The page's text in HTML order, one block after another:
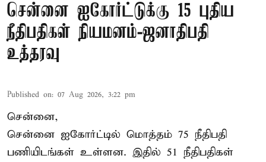
சென்னை ஐகோர்ட்டுக்கு 15 புதிய
நீதிபதிகள் நியமனம்-ஜனாதிபதி
உத்தரவு
Published on: 07 Aug 2026, 3:22 pm
சென்னை,
சென்னை ஐகோர்ட்டில் மொத்தம் 75 நீதிபதி
பணியிடங்கள் உள்ளன. இதில் 51 நீதிபதிகள்